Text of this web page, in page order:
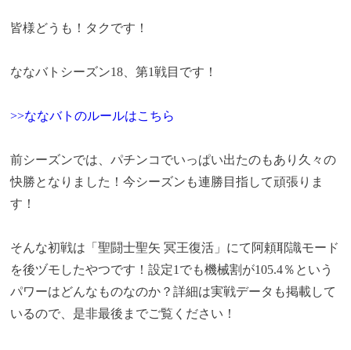
皆様どうも！タクです！
ななバトシーズン18、第1戦目です！
>>ななバトのルールはこちら
前シーズンでは、パチンコでいっぱい出たのもあり久々の
快勝となりました！今シーズンも連勝目指して頑張りま
す！
そんな初戦は「聖闘士聖矢 冥王復活」にて阿頼耶識モード
を後ヅモしたやつです！設定1でも機械割が105.4％という
パワーはどんなものなのか？詳細は実戦データも掲載して
いるので、是非最後までご覧ください！